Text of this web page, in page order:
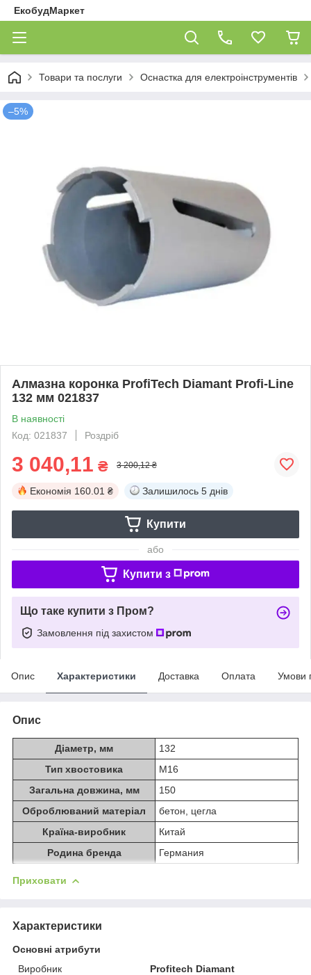
ЕкобудМаркет
Товари та послуги Оснастка для електроінструментів
–5%
Алмазна коронка ProfiTech Diamant Profi-Line
132 мм 021837
В наявності
Код: 021837
Роздріб
3 040,11 ₴ 3 200,12 ₴
Економія 160.01 ₴ Залишилось 5 днів
Купити
або
Купити з
Що таке купити з Пром?
Замовлення під захистом
Опис Характеристики Доставка Оплата Умови
Опис
Діаметр, мм
132
Тип хвостовика
M16
Загальна довжина, мм
150
Оброблюваний матеріал
бетон, цегла
Країна-виробник
Китай
Родина бренда
Германия
Приховати
Характеристики
Основні атрибути
Виробник
Profitech Diamant